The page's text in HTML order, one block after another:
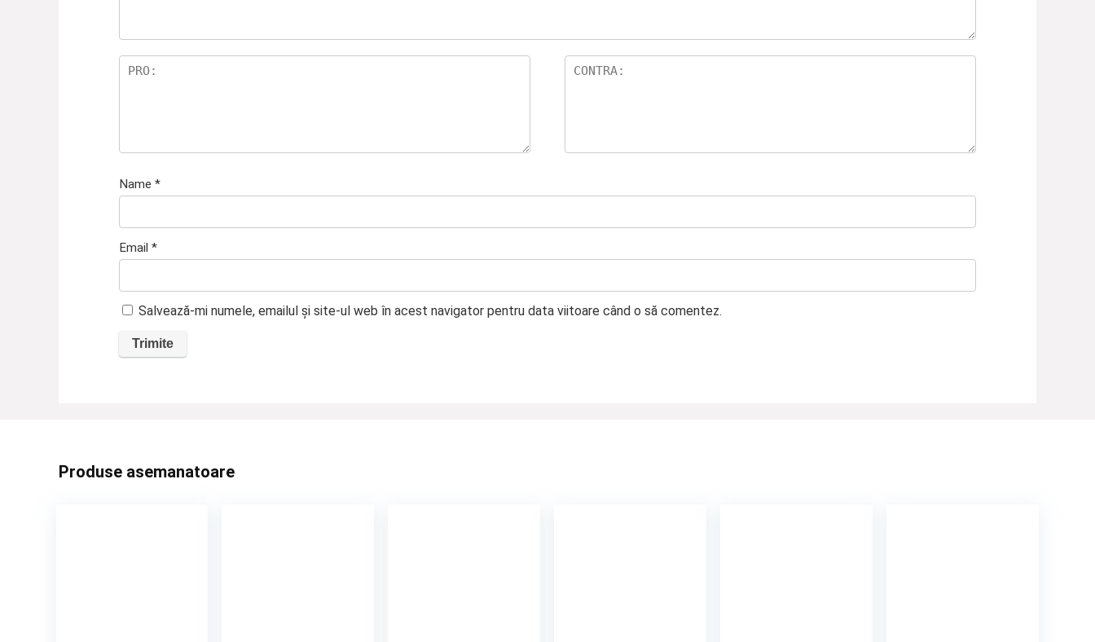
Name *
Email *
Salvează-mi numele, emailul și site-ul web în acest navigator pentru data viitoare când o să comentez.
Produse asemanatoare